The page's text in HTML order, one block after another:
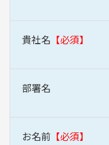
貴社名
部署名
お名前